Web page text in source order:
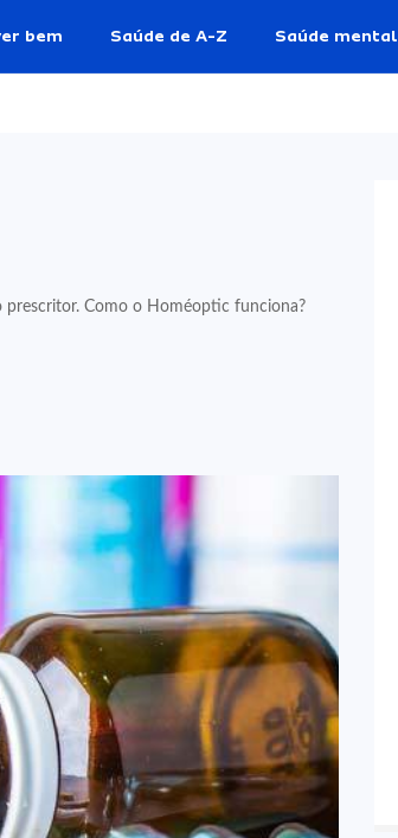
bem Saúde de A-Z Saúde mental
prescritor. Como o Homéoptic funciona?